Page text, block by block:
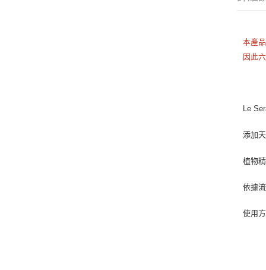
本產
因此
Le
添加
植物
依據
使用